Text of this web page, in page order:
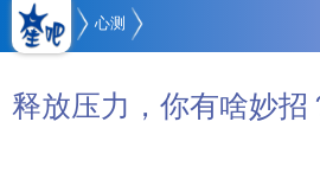
心测
释放压力，你有啥妙招